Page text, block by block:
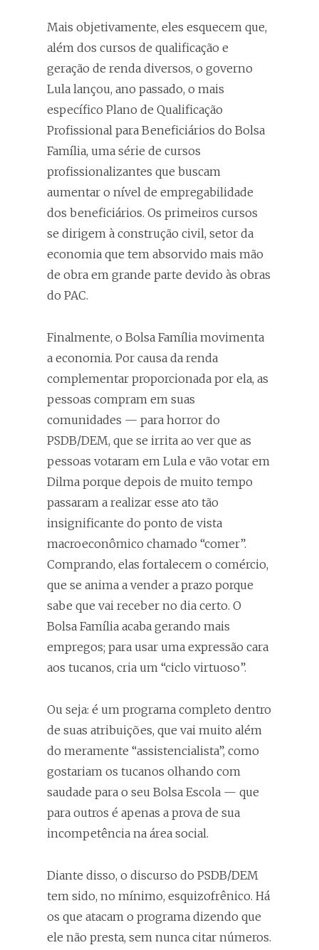
Mais objetivamente, eles esquecem que,
além dos cursos de qualificação e
geração de renda diversos, o governo
Lula lançou, ano passado, o mais
específico Plano de Qualificação
Profissional para Beneficiários do Bolsa
Família, uma série de cursos
profissionalizantes que buscam
aumentar o nível de empregabilidade
dos beneficiários. Os primeiros cursos
se dirigem à construção civil, setor da
economia que tem absorvido mais mão
de obra em grande parte devido às obras
do PAC.
Finalmente, o Bolsa Família movimenta
a economia. Por causa da renda
complementar proporcionada por ela, as
pessoas compram em suas
comunidades — para horror do
PSDB/DEM, que se irrita ao ver que as
pessoas votaram em Lula e vão votar em
Dilma porque depois de muito tempo
passaram a realizar esse ato tão
insignificante do ponto de vista
macroeconômico chamado “comer”.
Comprando, elas fortalecem o comércio,
que se anima a vender a prazo porque
sabe que vai receber no dia certo. O
Bolsa Família acaba gerando mais
empregos; para usar uma expressão cara
aos tucanos, cria um “ciclo virtuoso”.
Ou seja: é um programa completo dentro
de suas atribuições, que vai muito além
do meramente “assistencialista”, como
gostariam os tucanos olhando com
saudade para o seu Bolsa Escola — que
para outros é apenas a prova de sua
incompetência na área social.
Diante disso, o discurso do PSDB/DEM
tem sido, no mínimo, esquizofrênico. Há
os que atacam o programa dizendo que
ele não presta, sem nunca citar números.